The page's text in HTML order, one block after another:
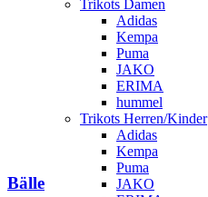
Trikots Damen
Adidas
Kempa
Puma
JAKO
ERIMA
hummel
Trikots Herren/Kinder
Adidas
Kempa
Puma
JAKO
Bälle